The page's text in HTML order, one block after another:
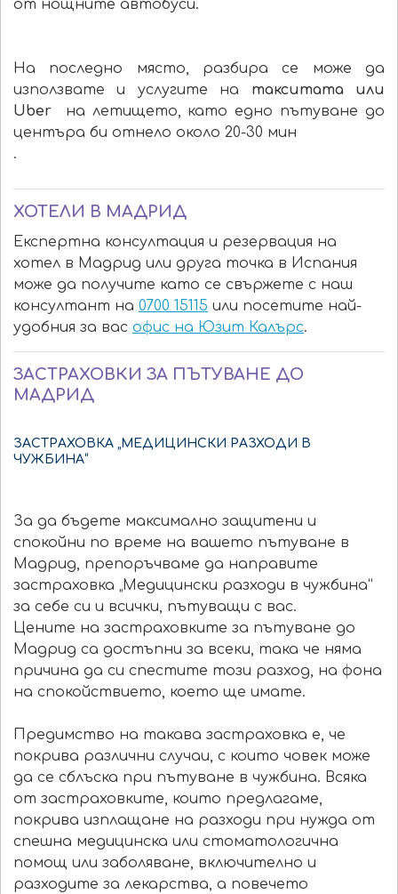
от нощните автобуси.
На последно място, разбира се може да
използвате и услугите на такситата или
Uber
на летището, като едно пътуване до
центъра би отнело около 20-30 мин
.
ХОТЕЛИ В МАДРИД
Експертна консултация и резервация на
хотел в Мадрид или друга точка в Испания
може да получите като се свържете с наш
консултант на 0700 15115 или посетите най-
удобния за вас офис на Юзит Калърс.
ЗАСТРАХОВКИ ЗА ПЪТУВАНЕ ДО
МАДРИД
ЗАСТРАХОВКА „МЕДИЦИНСКИ РАЗХОДИ В
ЧУЖБИНА“
За да бъдете максимално защитени и
спокойни по време на вашето пътуване в
Мадрид, препоръчваме да направите
застраховка „Медицински разходи в чужбина“
за себе си и всички, пътуващи с вас.
Цените на застраховките за пътуване до
Мадрид са достъпни за всеки, така че няма
причина да си спестите този разход, на фона
на спокойствието, което ще имате.
Предимство на такава застраховка е, че
покрива различни случаи, с които човек може
да се сблъска при пътуване в чужбина. Всяка
от застраховките, които предлагаме,
покрива изплащане на разходи при нужда от
спешна медицинска или стоматологична
помощ или заболяване, включително и
разходите за лекарства, а повечето